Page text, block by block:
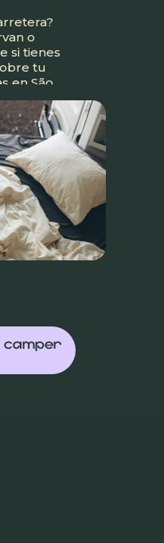
o
si tienes
tu
en São
camper